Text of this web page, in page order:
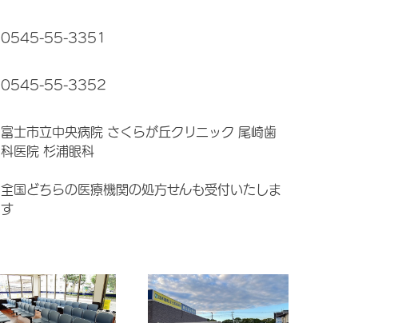
0545-55-3351
0545-55-3352
富士市立中央病院 さくらが丘クリニック 尾崎歯
科医院 杉浦眼科
全国どちらの医療機関の処方せんも受付いたしま
す